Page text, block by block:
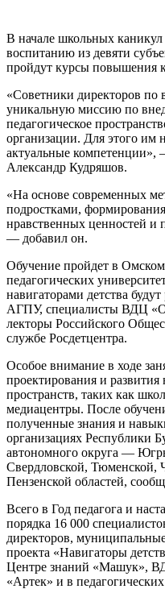
В начале школьных
воспитанию из девяти
пройдут курсы повышения
«Советники директоров
уникальную миссию по
педагогическое
организации. Для этого
актуальные компетенции»,
Александр Кудряшов.
«На основе современных
подростками,
нравственных ценностей и
— добавил он.
Обучение пройдет в
педагогических
навигаторами детства
АГПУ, специалисты ВДЦ
лекторы Российского
службе Росдетцентра.
Особое внимание в ходе
проектирования и
пространств, таких как
медиацентры. После
полученные знания и
организациях Республики
автономного округа —
Свердловской, Тюменской,
Пензенской областей,
Всего в Год педагога и
порядка 16 000
директоров,
проекта «Навигаторы
Центре знаний «Машук»,
«Артек» и в